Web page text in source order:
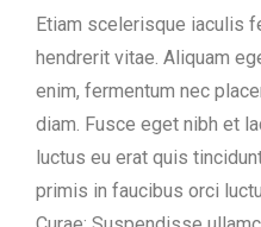
Etiam scelerisque iaculis
hendrerit vitae. Aliquam
enim, fermentum nec
diam. Fusce eget nibh et
luctus eu erat quis
primis in faucibus orci